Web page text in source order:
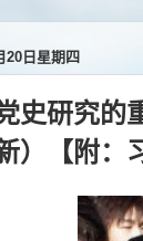
20日星期四
史研究的
）【附：